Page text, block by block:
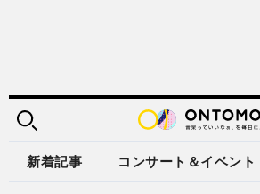
新着記事 コンサート＆イベント